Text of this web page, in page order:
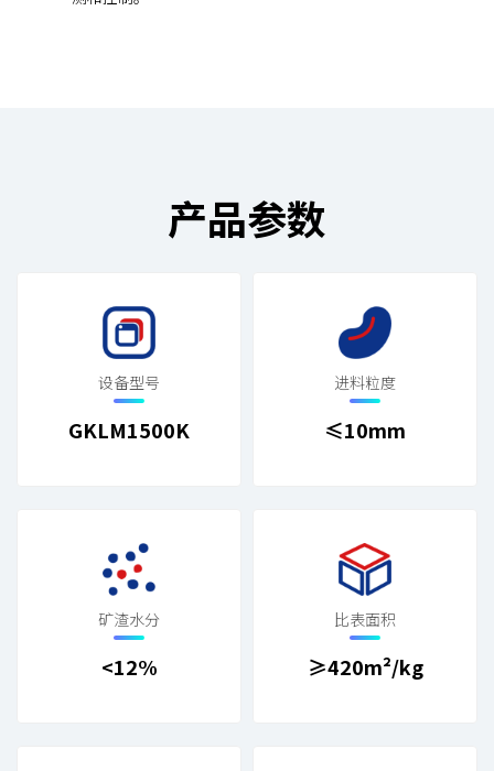
产品参数
设备型号
GKLM1500K
进料粒度
≤10mm
矿渣水分
<12%
比表面积
≥420m²/kg